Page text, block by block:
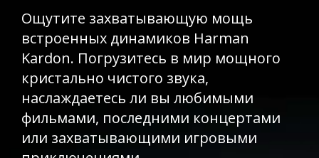
Ощутите захватывающую мощь
встроенных динамиков Harman
Kardon. Погрузитесь в мир мощного
кристально чистого звука,
наслаждаетесь ли вы любимыми
фильмами, последними концертами
или захватывающими игровыми